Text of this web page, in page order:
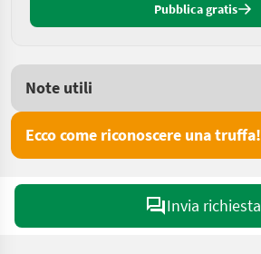
Pubblica gratis
Note utili
Ecco come riconoscere una truffa!
Invia richiesta